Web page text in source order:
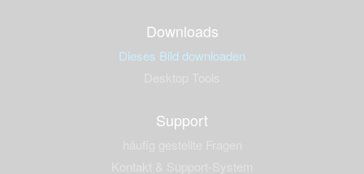
Downloads
Dieses Bild downloaden
Support